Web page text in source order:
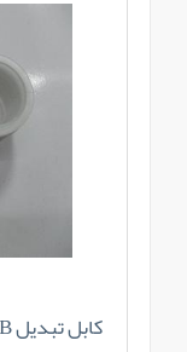
کابل تبدیل USB به MicroUSB